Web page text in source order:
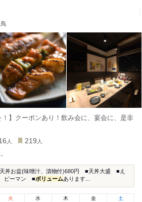
！】クーポンあり！飲み会に、宴会に、是非
人 219 人
-
丼お盆(味噌汁、漬物付)680円 ■天丼大盛 ■え
ピーマン ■ボリュームあります...
火 水 木 金 土